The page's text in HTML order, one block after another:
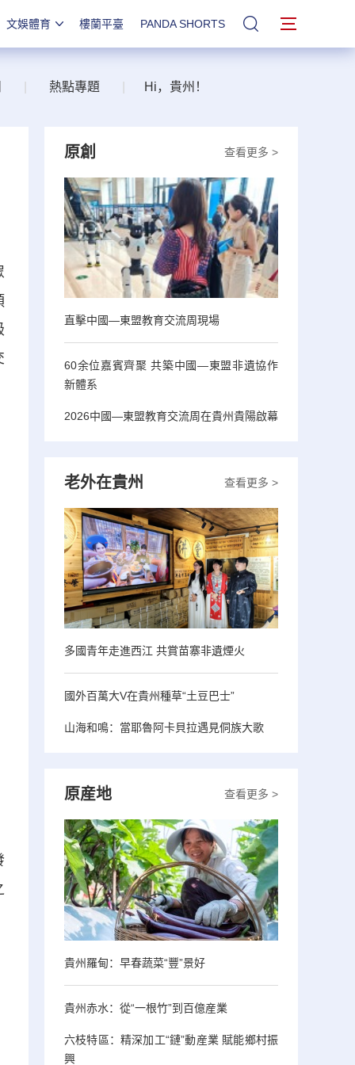
文娛體育 樓蘭平臺 PANDA SHORTS 站內搜索
熱點專題 Hi，貴州！
查看更多 >
原創
直擊中國—東盟教育交流周現場
60余位嘉賓齊聚 共築中國—東盟非遺協作
新體系
2026中國—東盟教育交流周在貴州貴陽啟幕
查看更多 >
老外在貴州
多國青年走進西江 共賞苗寨非遺煙火
國外百萬大V在貴州種草“土豆巴士”
山海和鳴：當耶魯阿卡貝拉遇見侗族大歌
查看更多 >
原産地
貴州羅甸：早春蔬菜“豐”景好
貴州赤水：從“一根竹”到百億産業
六枝特區：精深加工“鏈”動産業 賦能鄉村振
興